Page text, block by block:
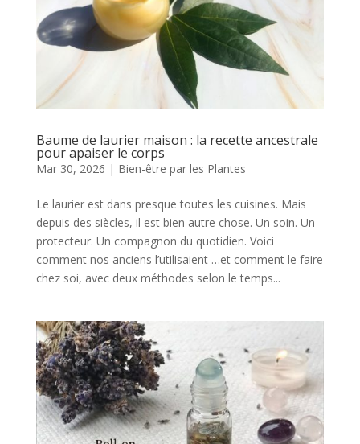
Baume de laurier maison : la recette ancestrale
pour apaiser le corps
Mar 30, 2026 | Bien-être par les Plantes
Le laurier est dans presque toutes les cuisines. Mais
depuis des siècles, il est bien autre chose. Un soin. Un
protecteur. Un compagnon du quotidien. Voici
comment nos anciens l’utilisaient …et comment le faire
chez soi, avec deux méthodes selon le temps...